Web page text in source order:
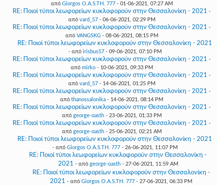
από Giorgos O.A.S.TH. 777- 01-06-2021, 07:27 AM
RE: Ποιοί τύποι λεωφορείων κυκλοφορούν στην Θεσσαλονίκη - 2021 -
από vard_57- 06-06-2021, 02:29 PM
RE: Ποιοί τύποι λεωφορείων κυκλοφορούν στην Θεσσαλονίκη - 2021 -
από VANGSKG- 08-06-2021, 08:15 PM
RE: Ποιοί τύποι λεωφορείων κυκλοφορούν στην Θεσσαλονίκη - 2021
- από irisbus57- 09-06-2021, 07:10 PM
RE: Ποιοί τύποι λεωφορείων κυκλοφορούν στην Θεσσαλονίκη - 2021 -
από mirko- 10-06-2021, 09:33 PM
RE: Ποιοί τύποι λεωφορείων κυκλοφορούν στην Θεσσαλονίκη - 2021 -
από vard_57- 14-06-2021, 01:25 PM
RE: Ποιοί τύποι λεωφορείων κυκλοφορούν στην Θεσσαλονίκη - 2021 -
από thanossalonika - 14-06-2021, 08:14 PM
RE: Ποιοί τύποι λεωφορείων κυκλοφορούν στην Θεσσαλονίκη - 2021 -
από george-oasth- 23-06-2021, 01:33 PM
RE: Ποιοί τύποι λεωφορείων κυκλοφορούν στην Θεσσαλονίκη - 2021 -
από george-oasth- 25-06-2021, 02:21 AM
RE: Ποιοί τύποι λεωφορείων κυκλοφορούν στην Θεσσαλονίκη - 2021
- από Giorgos O.A.S.TH. 777- 26-06-2021, 11:07 PM
RE: Ποιοί τύποι λεωφορείων κυκλοφορούν στην Θεσσαλονίκη -
2021 - από george-oasth- 27-06-2021, 11:59 AM
RE: Ποιοί τύποι λεωφορείων κυκλοφορούν στην Θεσσαλονίκη -
2021 - από Giorgos O.A.S.TH. 777 - 27-06-2021, 06:33 PM